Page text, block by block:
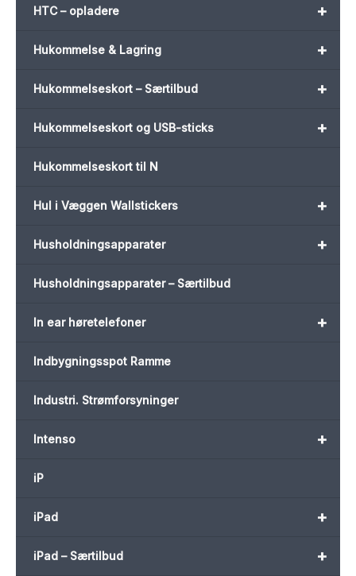
+
HTC – opladere
+
Hukommelse & Lagring
+
Hukommelseskort – Særtilbud
+
Hukommelseskort og USB-sticks
Hukommelseskort til N
+
Hul i Væggen Wallstickers
+
Husholdningsapparater
Husholdningsapparater – Særtilbud
+
In ear høretelefoner
Indbygningsspot Ramme
Industri. Strømforsyninger
+
Intenso
iP
+
iPad
+
iPad – Særtilbud